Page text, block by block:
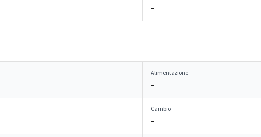
–
Alimentazione
–
Cambio
–